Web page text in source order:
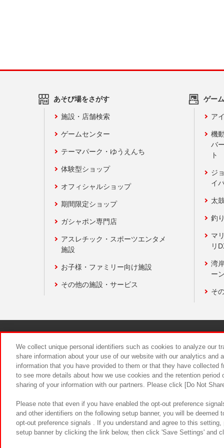
あそび場をさがす
施設・店舗検索
ゲームセンター
テーマパーク・ゆうえんち
体験型ショップ
オフィシャルショップ
期間限定ショップ
ガシャポン専門店
アスレチック・スポーツエンタメ
施設
お子様・ファミリー向け施設
その他の施設・サービス
ゲー
ア
機
バ
ト
ジ
イ
太
釣
マ
リ
湾
ー
そ
食品のご
We collect unique personal identifiers such as cookies to analyze our
share information about your use of our website with our analytics and
information that you have provided to them or that they have
to see more details about how we use cookies and the retention
sharing of your information with our partners. Please click [Do Not
Please note that even if you have enabled the opt-out preference
and other identifiers on the following setup banner, you will be
opt-out preference signals . If you understand and agree to this
setup banner by clicking the link below, then click 'Save Settings' and